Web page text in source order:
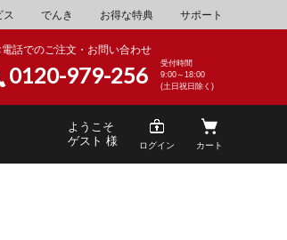
ス でんき お得な特典 サポート
電話でのご注文・お問い合わせ
0120-979-256
受付時間
9:00～18:00
(土日祝日除く)
ようこそ
ゲスト 様
ログイン カート